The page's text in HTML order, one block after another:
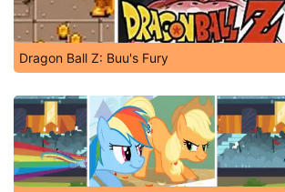
Dragon Ball Z: Buu's Fury